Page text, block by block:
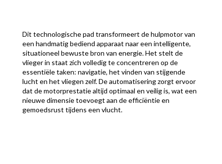
Dit technologische pad transformeert de hulpmotor van
een handmatig bediend apparaat naar een intelligente,
situationeel bewuste bron van energie. Het stelt de
vlieger in staat zich volledig te concentreren op de
essentiële taken: navigatie, het vinden van stijgende
lucht en het vliegen zelf. De automatisering zorgt ervoor
dat de motorprestatie altijd optimaal en veilig is, wat een
nieuwe dimensie toevoegt aan de efficiëntie en
gemoedsrust tijdens een vlucht.